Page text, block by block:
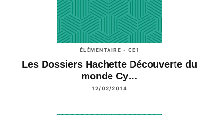
ÉLÉMENTAIRE - CE1
Les Dossiers Hachette Découverte du
monde Cy…
12/02/2014